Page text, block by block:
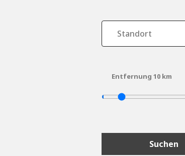
Entfernung 10 km